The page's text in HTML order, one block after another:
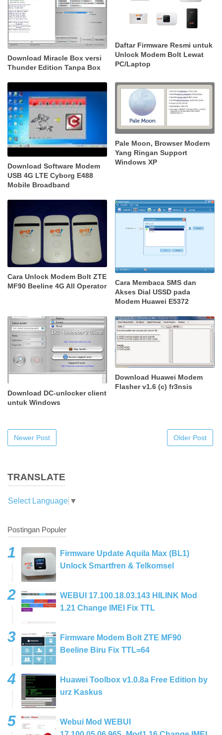
Download Miracle Box versi
Thunder Edition Tanpa Box
Daftar Firmware Resmi untuk
Unlock Modem Bolt Lewat
PC/Laptop
Download Software Modem
USB 4G LTE Cyborg E488
Mobile Broadband
Pale Moon, Browser Modern
Yang Ringan Support
Windows XP
Cara Unlock Modem Bolt ZTE
MF90 Beeline 4G All Operator
Cara Membaca SMS dan
Akses Dial USSD pada
Modem Huawei E5372
Download DC-unlocker client
untuk Windows
Download Huawei Modem
Flasher v1.6 (c) fr3nsis
Newer Post Older Post
TRANSLATE
Select Language ▼
Postingan Populer
Firmware Update Aquila Max (BL1)
Unlock Smartfren & Telkomsel
WEBUI 17.100.18.03.143 HILINK Mod
1.21 Change IMEI Fix TTL
Firmware Modem Bolt ZTE MF90
Beeline Biru Fix TTL=64
Huawei Toolbox v1.0.8a Free Edition by
urz Kaskus
Webui Mod WEBUI